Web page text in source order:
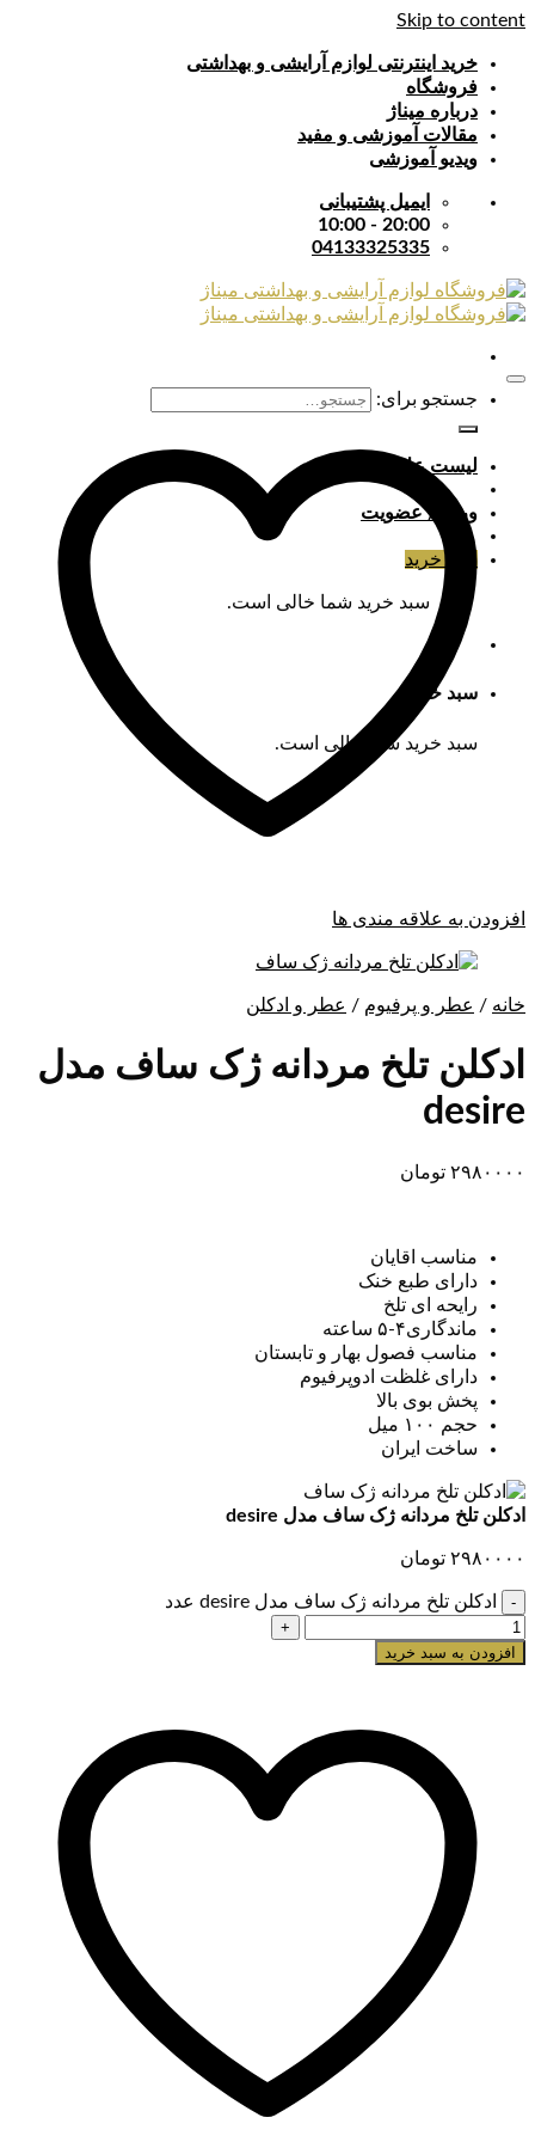
Skip to content
خرید اینترنتی لوازم آرایشی و بهداشتی
فروشگاه
درباره میناژ
مقالات آموزشی و مفید
ویدیو آموزشی
ایمیل پشتیبانی
20:00 - 10:00
04133325335
جستجو برای:
لیست علایق
ورود / عضویت
سبد خرید
سبد خرید شما خالی است.
سبد خرید
سبد خرید شما خالی است.
افزودن به علاقه مندی ها
خانه / عطر و پرفیوم / عطر و ادکلن
ادکلن تلخ مردانه ژک ساف مدل
desire
۲۹۸۰۰۰۰ تومان
مناسب اقایان
دارای طبع خنک
رایحه ای تلخ
ماندگاری۴-۵ ساعته
مناسب فصول بهار و تابستان
دارای غلظت ادوپرفیوم
پخش بوی بالا
حجم ۱۰۰ میل
ساخت ایران
ادکلن تلخ مردانه ژک ساف مدل desire
۲۹۸۰۰۰۰ تومان
ادکلن تلخ مردانه ژک ساف مدل desire عدد
افزودن به سبد خرید